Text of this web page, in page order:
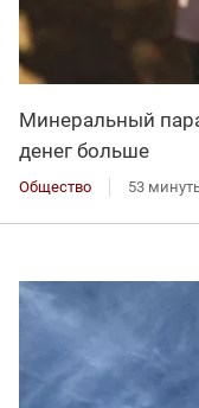
Минеральный
денег больше
Общество 53